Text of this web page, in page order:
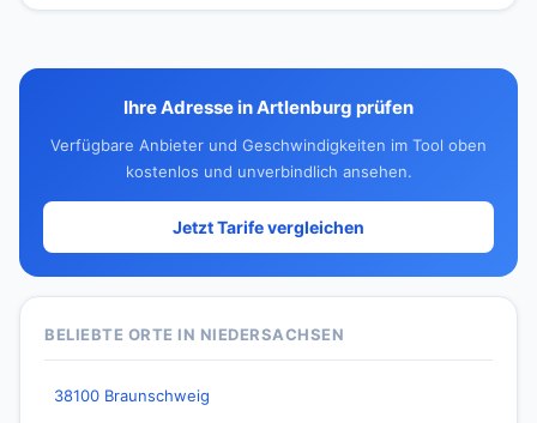
Ihre Adresse in Artlenburg prüfen
Verfügbare Anbieter und Geschwindigkeiten im Tool oben
kostenlos und unverbindlich ansehen.
Jetzt Tarife vergleichen
BELIEBTE ORTE IN NIEDERSACHSEN
38100 Braunschweig